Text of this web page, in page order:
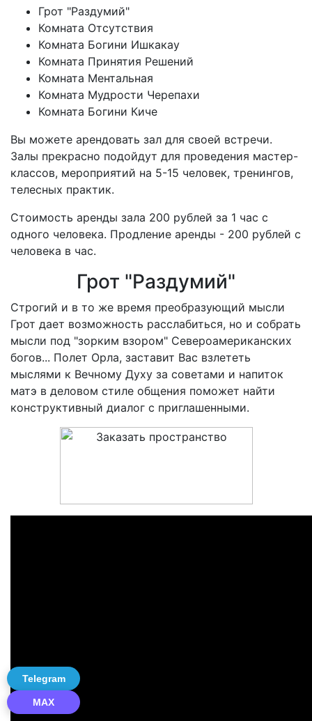
Грот "Раздумий"
Комната Отсутствия
Комната Богини Ишкакау
Комната Принятия Решений
Комната Ментальная
Комната Мудрости Черепахи
Комната Богини Киче
Вы можете арендовать зал для своей встречи.
Залы прекрасно подойдут для проведения мастер-
классов, мероприятий на 5-15 человек, тренингов,
телесных практик.
Стоимость аренды зала 200 рублей за 1 час с
одного человека. Продление аренды - 200 рублей с
человека в час.
Грот "Раздумий"
Строгий и в то же время преобразующий мысли
Грот дает возможность расслабиться, но и собрать
мысли под "зорким взором" Североамериканских
богов... Полет Орла, заставит Вас взлететь
мыслями к Вечному Духу за советами и напиток
матэ в деловом стиле общения поможет найти
конструктивный диалог с приглашенными.
Telegram
MAX